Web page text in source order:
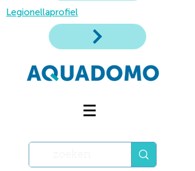
Legionellaprofiel